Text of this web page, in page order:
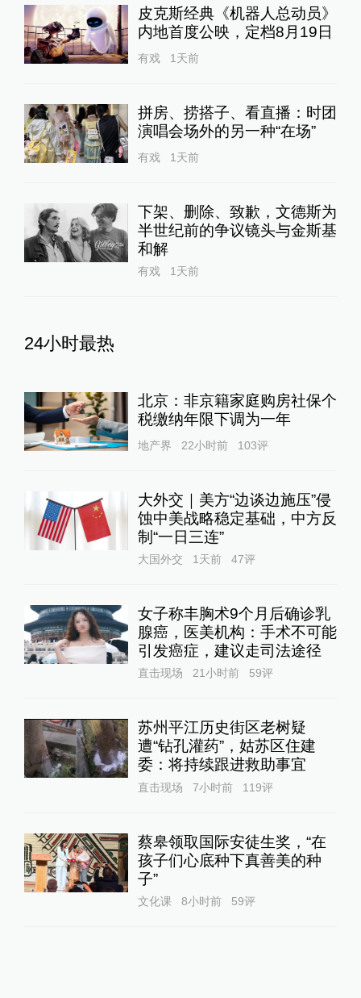
皮克斯经典《机器人总动员》
内地首度公映，定档8月19日
有戏 1天前
拼房、捞搭子、看直播：时团
演唱会场外的另一种“在场”
有戏 1天前
下架、删除、致歉，文德斯为
半世纪前的争议镜头与金斯基
和解
有戏 1天前
24小时最热
北京：非京籍家庭购房社保个
税缴纳年限下调为一年
地产界 22小时前 103评
大外交｜美方“边谈边施压”侵
蚀中美战略稳定基础，中方反
制“一日三连”
大国外交 1天前 47评
女子称丰胸术9个月后确诊乳
腺癌，医美机构：手术不可能
引发癌症，建议走司法途径
直击现场 21小时前 59评
苏州平江历史街区老树疑
遭“钻孔灌药”，姑苏区住建
委：将持续跟进救助事宜
直击现场 7小时前 119评
蔡皋领取国际安徒生奖，“在
孩子们心底种下真善美的种
子”
文化课 8小时前 59评